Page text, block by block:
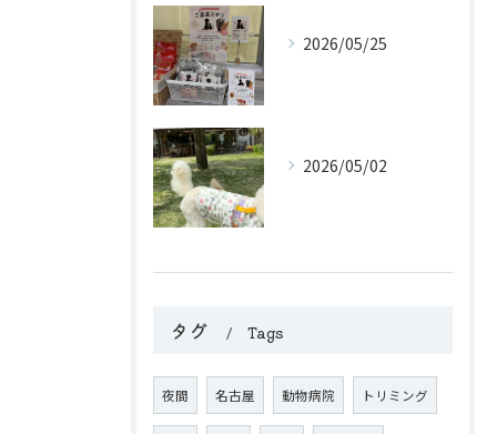
2026/05/25
2026/05/02
タグ Tags
夜間 名古屋 動物病院 トリミング